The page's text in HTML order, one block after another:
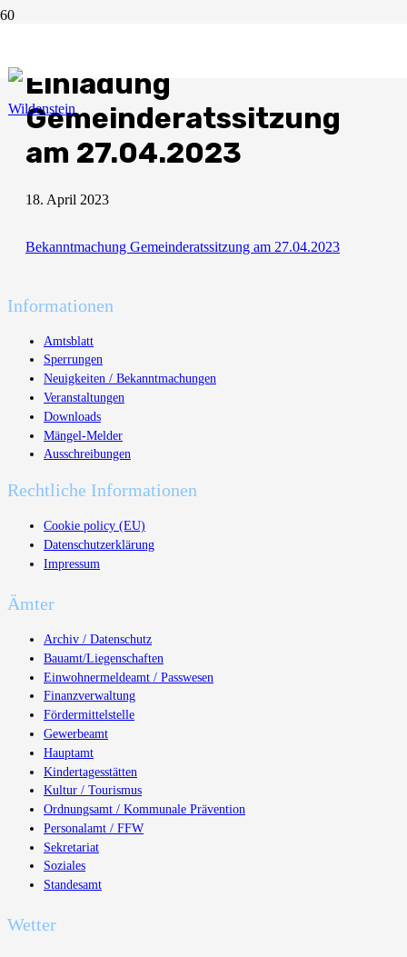
Einladung
Gemeinderatssitzung
am 27.04.2023
18. April 2023
Bekanntmachung Gemeinderatssitzung am 27.04.2023
Informationen
Amtsblatt
Sperrungen
Neuigkeiten / Bekanntmachungen
Veranstaltungen
Downloads
Mängel-Melder
Ausschreibungen
Rechtliche Informationen
Cookie policy (EU)
Datenschutzerklärung
Impressum
Ämter
Archiv / Datenschutz
Bauamt/Liegenschaften
Einwohnermeldeamt / Passwesen
Finanzverwaltung
Fördermittelstelle
Gewerbeamt
Hauptamt
Kindertagesstätten
Kultur / Tourismus
Ordnungsamt / Kommunale Prävention
Personalamt / FFW
Sekretariat
Soziales
Standesamt
Wetter